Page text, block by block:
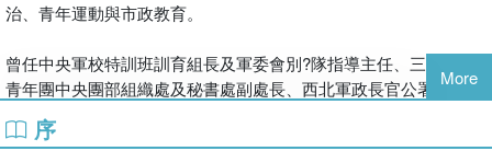
治、青年運動與市政教育。
曾任中央軍校特訓班訓育組長及軍委會別?隊指導主任、三民主義
青年團中央團部組織處及秘書處副處長、西北軍政長官公署政務、
新聞、民事處長及政治部主任。來臺後任青年服務團團長、行政專
修班主任、軍人之友社理事長、總統府國策顧問、省黨部主任委
More
序